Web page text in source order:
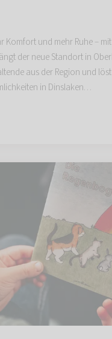
Komfort und mehr Ruhe –
der neue Standort in
aus der Region und
in Dinslaken…